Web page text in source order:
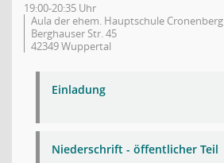
19:00-20:35 Uhr
Aula der ehem. Hauptschule Cronenberg
Berghauser Str. 45
42349 Wuppertal
Einladung
Niederschrift - öffentlicher Teil